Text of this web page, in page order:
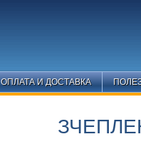
ОПЛАТА И ДОСТАВКА